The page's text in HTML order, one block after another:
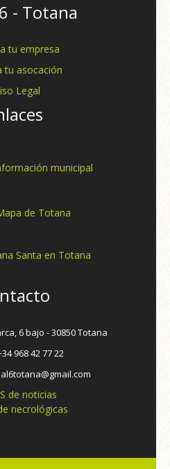
- Totana
tu empresa
tu asocación
Legal
municipal
de Totana
Santa en Totana
6 bajo - 30850 Totana
968 42 77 22
de noticias
necrológicas